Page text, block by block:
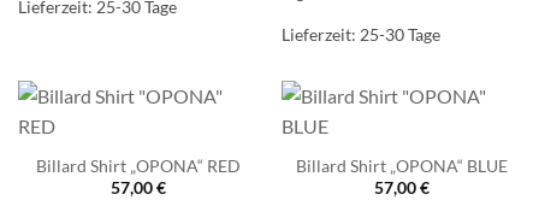
Lieferzeit: 25-30 Tage
Lieferzeit: 25-30 Tage
Billard Shirt „OPONA“ RED
57,00€
Billard Shirt „OPONA“ BLUE
57,00€